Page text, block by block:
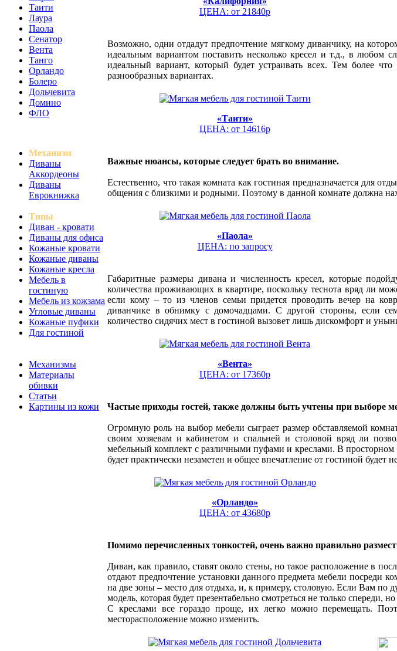
Таити
Лаура
Паола
Сенатор
Вента
Танго
Орландо
Болеро
Дольчевита
Домино
ФЛО
Механизм
Диваны
Аккордеоны
Диваны
Еврокнижка
Типы
Диван - кровати
Диваны для офиса
Кожаные кровати
Кожаные диваны
Кожаные кресла
Мебель в
гостиную
Мебель из кожзама
Угловые диваны
Кожаные пуфики
Для гостиной
Механизмы
Материалы
обивки
Статьи
Картины из кожи
ЦЕНА: от 21840р
Возможно, одни отдадут предпочтение мягкому диванчику, на
идеальным вариантом поставить несколько кресел и т.д., в любом
идеальный вариант, который будет устраивать всех. Тем более что
разнообразных вариантах.
«Таити»
ЦЕНА: от 14616р
Важные нюансы, которые следует брать во внимание.
Естественно, что такая комната как гостиная предназначается для
общения с близкими и родными. Поэтому в данной комнате должна
«Паола»
ЦЕНА: по запросу
Габаритные размеры дивана и численность кресел, которые
количества проживающих в квартире, поскольку теснота вряд ли
если кому – то из членов семьи придется проводить вечер на
диванчике в обнимку с домочадцами. С другой стороны, если
количество сидячих мест в гостиной вызовет лишь дискомфорт и
«Вента»
ЦЕНА: от 17360р
Частые приходы гостей, также должны быть учтены при выборе
Огромную роль на выбор мебели сыграет размер обставляемой
своим хозяевам и кабинетом и спальней и столовой вряд ли
мебельный комплект с различными пуфами и креслами. В
будет практически незаметен и общее впечатление от гостиной будет
«Орландо»
ЦЕНА: от 43680р
Помимо перечисленных тонкостей, очень важно правильно
Диван, как правило, ставят около стены, но такое расположение в
отдают предпочтение установки данного предмета мебели посреди
на две зоны – место для отдыха, и, к примеру, столовую. Если Вам по
модель, которая будет презентабельно смотреться не только спереди,
С креслами все гораздо проще, их легко можно перемещать.
месторасположение можно изменить.